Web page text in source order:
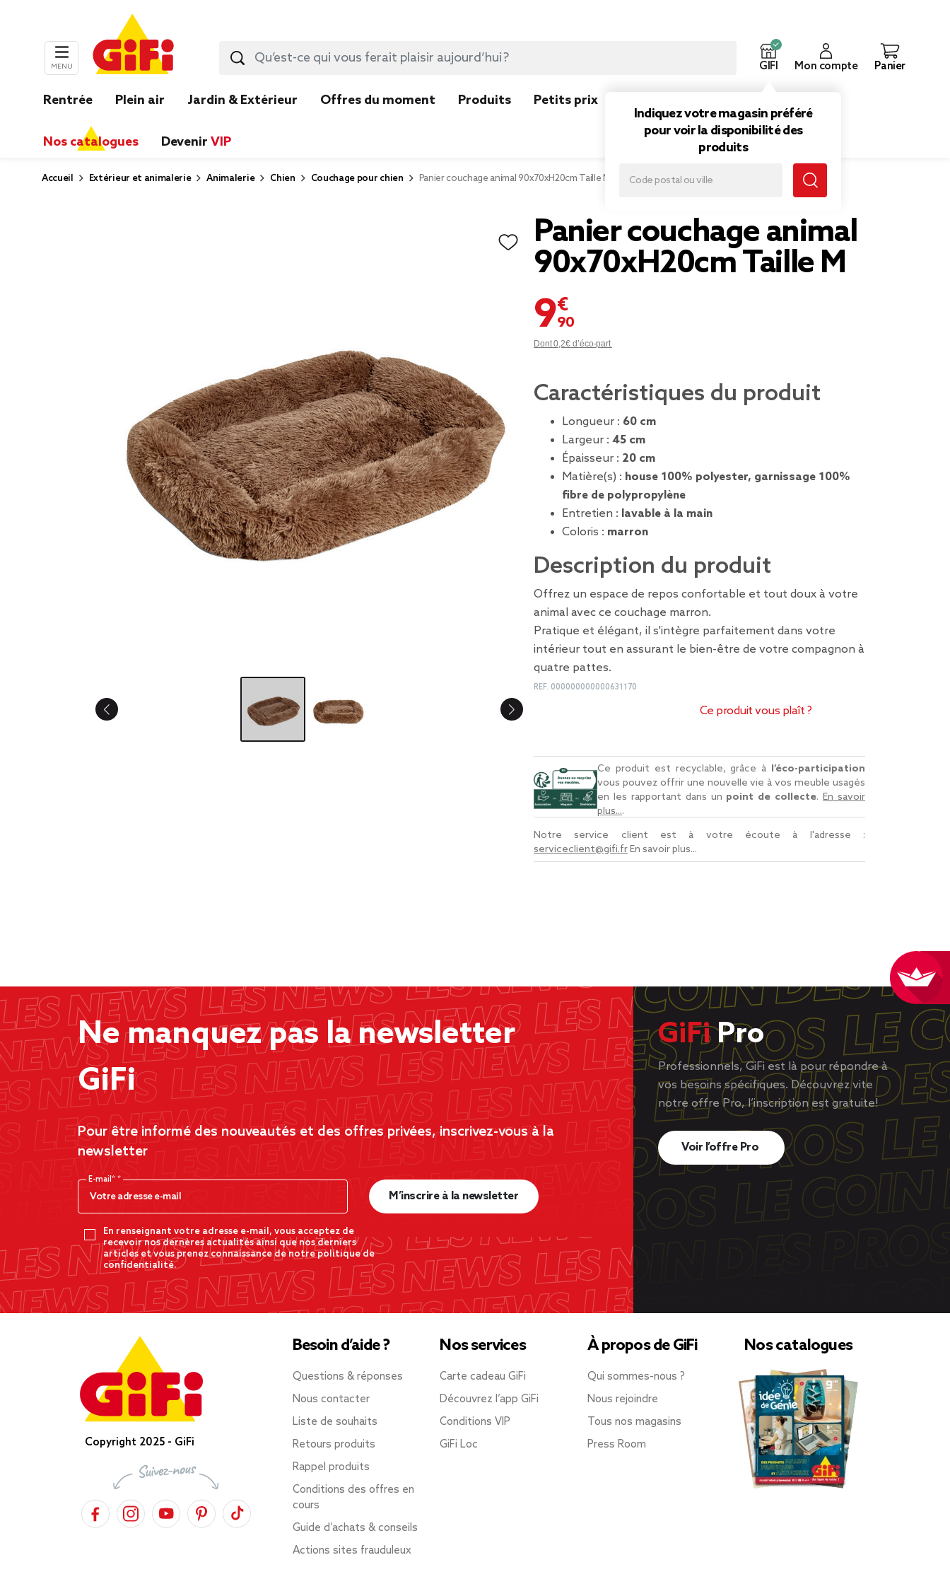
MENU GIFI
Indiquez votre magasin préféré
pour voir la disponibilité des
produits
Mon compte Panier
Rentrée Plein air Jardin & Extérieur Offres du moment Produits Petits prix
Nos catalogues Devenir VIP
Accueil Extérieur et animalerie Animalerie Chien Couchage pour chien Panier couchage animal 90x70xH20cm Taille M
Panier couchage animal
90x70xH20cm Taille M
9,90 €
Dont 0,2€ d’éco-part
Caractéristiques du produit
Longueur : 60 cm
Largeur : 45 cm
Épaisseur : 20 cm
Matière(s) : house 100% polyester, garnissage 100%
fibre de polypropylène
Entretien : lavable à la main
Coloris : marron
Description du produit
Offrez un espace de repos confortable et tout doux à votre
animal avec ce couchage marron.
Pratique et élégant, il s'intègre parfaitement dans votre
intérieur tout en assurant le bien-être de votre compagnon à
quatre pattes.
REF. 000000000000631170
Ce produit vous plaît ?
Ce produit est recyclable, grâce à l’éco-participation
vous pouvez offrir une nouvelle vie à vos meuble usagés
en les rapportant dans un point de collecte.En savoir
plus....
Notre service client est à votre écoute à l'adresse :
serviceclient@gifi.frEn savoir plus...
Ne manquez pas la newsletter
GiFi
Pour être informé des nouveautés et des offres privées, inscrivez-vous à la
newsletter
E-mail*
En renseignant votre adresse e-mail, vous acceptez de
recevoir nos dernères actualités ainsi que nos derniers
articles et vous prenez connaissance de notre politique de
confidentialité.
M’inscrire à la newsletter
GiFiPro
Professionnels, GiFi est là pour répondre à
vos besoins spécifiques. Découvrez vite
notre offre Pro, l’inscription est gratuite!
Voir l’offre Pro
Copyright 2025 - GiFi
Besoin d’aide ?
Questions & réponses
Nous contacter
Liste de souhaits
Retours produits
Rappel produits
Conditions des offres en
cours
Guide d’achats & conseils
Actions sites frauduleux
Nos services
Carte cadeau GiFi
Découvrez l’app GiFi
Conditions VIP
GiFi Loc
À propos de GiFi
Qui sommes-nous ?
Nous rejoindre
Tous nos magasins
Press Room
Nos catalogues